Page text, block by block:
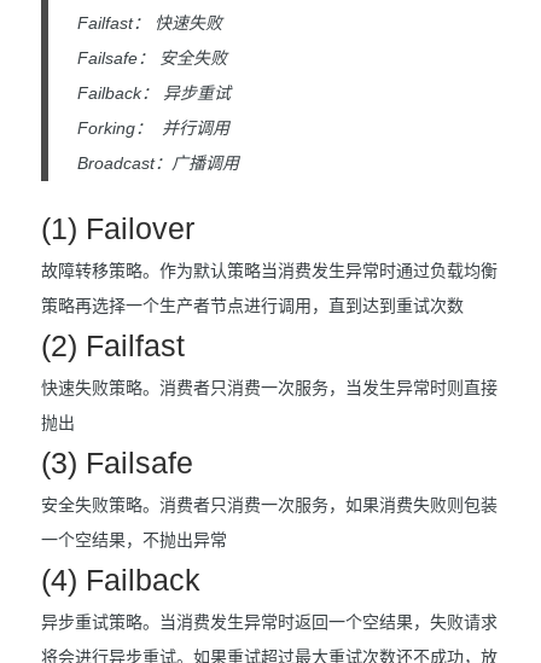
Failfast： 快速失败
Failsafe： 安全失败
Failback： 异步重试
Forking： 并行调用
Broadcast：广播调用
(1) Failover
故障转移策略。作为默认策略当消费发生异常时通过负载均衡
策略再选择一个生产者节点进行调用，直到达到重试次数
(2) Failfast
快速失败策略。消费者只消费一次服务，当发生异常时则直接
抛出
(3) Failsafe
安全失败策略。消费者只消费一次服务，如果消费失败则包装
一个空结果，不抛出异常
(4) Failback
异步重试策略。当消费发生异常时返回一个空结果，失败请求
将会进行异步重试。如果重试超过最大重试次数还不成功，放